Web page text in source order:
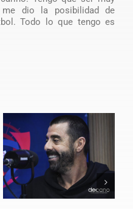
dio la posibilidad de
Todo lo que tengo es